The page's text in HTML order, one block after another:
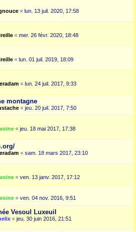
« lun. 13 juil. 2020, 17:58
« mer. 26 févr. 2020, 18:48
« lun. 01 juil. 2019, 18:09
« lun. 24 juil. 2017, 9:33
montagne
« jeu. 20 juil. 2017, 7:50
« jeu. 18 mai 2017, 17:38
« sam. 18 mars 2017, 23:10
« ven. 13 janv. 2017, 17:12
« ven. 04 nov. 2016, 9:51
Vesoul Luxeuil
« jeu. 30 juin 2016, 21:51